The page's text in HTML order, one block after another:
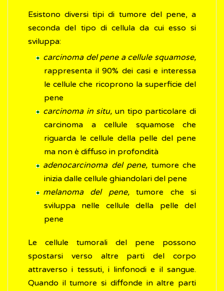
Esistono diversi tipi di tumore del pene, a
seconda del tipo di cellula da cui esso si
sviluppa:
carcinoma del pene a cellule squamose,
rappresenta il 90% dei casi e interessa
le cellule che ricoprono la superficie del
pene
carcinoma in situ, un tipo particolare di
carcinoma a cellule squamose che
riguarda le cellule della pelle del pene
ma non è diffuso in profondità
adenocarcinoma del pene, tumore che
inizia dalle cellule ghiandolari del pene
melanoma del pene,tumore che si
sviluppa nelle cellule della pelle del
pene
Le cellule tumorali del pene possono
spostarsi verso altre parti del corpo
attraverso i tessuti, i linfonodi e il sangue.
Quando il tumore si diffonde in altre parti